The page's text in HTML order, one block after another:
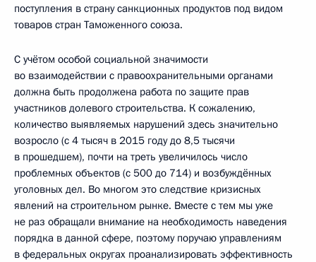
поступления в страну санкционных продуктов под видом
товаров стран Таможенного союза.
С учётом особой социальной значимости
во взаимодействии с правоохранительными органами
должна быть продолжена работа по защите прав
участников долевого строительства. К сожалению,
количество выявляемых нарушений здесь значительно
возросло (с 4 тысяч в 2015 году до 8,5 тысячи
в прошедшем), почти на треть увеличилось число
проблемных объектов (с 500 до 714) и возбуждённых
уголовных дел. Во многом это следствие кризисных
явлений на строительном рынке. Вместе с тем мы уже
не раз обращали внимание на необходимость наведения
порядка в данной сфере, поэтому поручаю управлениям
в федеральных округах проанализировать эффективность